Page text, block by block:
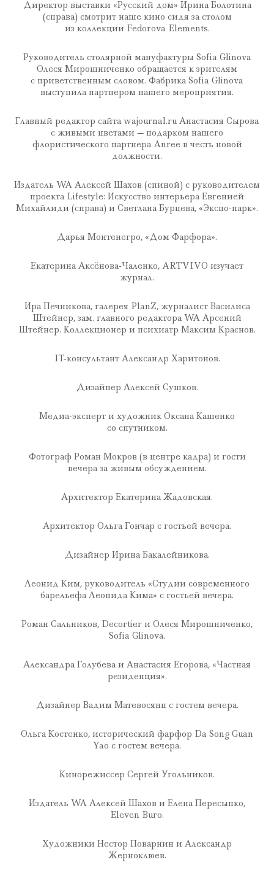
Директор выставки «Русский дом» Ирина Болотина
(справа) смотрит наше кино сидя за столом
из коллекции Fedorova Elements.
Руководитель столярной мануфактуры Sofia Glinova
Олеся Мирошниченко обращается к зрителям
с приветственным словом. Фабрика Sofia Glinova
выступила партнером нашего мероприятия.
Главный редактор сайта wajournal.ru Анастасия Сырова
с живыми цветами — подарком нашего
флористического партнера Anree в честь новой
должности.
Издатель WA Алексей Шахов (спиной) с руководителем
проекта Lifestyle: Искусство интерьера Евгенией
Михайлиди (справа) и Светлана Бурцева, «Экспо-парк».
Дарья Монтенегро, «Дом Фарфора».
Екатерина Аксёнова-Чаленко, ARTVIVO изучает
журнал.
Ира Печникова, галерея PlanZ, журналист Василиса
Штейнер, зам. главного редактора WA Арсений
Штейнер. Коллекционер и психиатр Максим Краснов.
IT-консультант Александр Харитонов.
Дизайнер Алексей Сушков.
Медиа-эксперт и художник Оксана Кашенко
со спутником.
Фотограф Роман Мокров (в центре кадра) и гости
вечера за живым обсуждением.
Архитектор Екатерина Жадовская.
Архитектор Ольга Гончар с гостьей вечера.
Дизайнер Ирина Бакалейникова.
Леонид Ким, руководитель «Студии современного
барельефа Леонида Кима» с гостьей вечера.
Роман Сальников, Decortier и Олеся Мирошниченко,
Sofia Glinova.
Александра Голубева и Анастасия Егорова, «Частная
резиденция».
Дизайнер Вадим Матевосянц с гостем вечера.
Ольга Костенко, исторический фарфор Da Song Guan
Yao с гостем вечера.
Кинорежиссер Сергей Угольников.
Издатель WA Алексей Шахов и Елена Пересыпко,
Eleven Buro.
Художники Нестор Поварнин и Александр
Жерноклюев.